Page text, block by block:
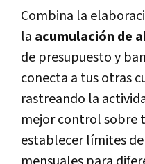
Combina la
la acumulación de
de presupuesto y
conecta a tus otras
rastreando la
mejor control sobre
establecer límites